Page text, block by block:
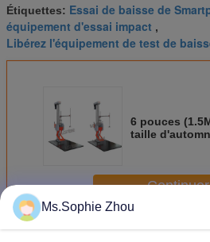
Étiquettes: Essai de baisse de
équipement d'essai impact ,
Libérez l'équipement de test de
6 pouces
taille
Continuer
PlusAppareil de contrôle de
Ms.Sophie Zhou